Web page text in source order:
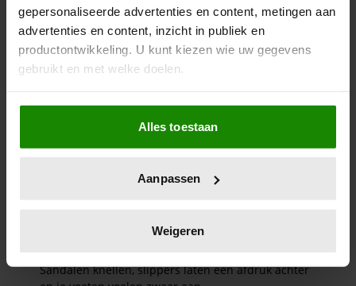
gepersonaliseerde advertenties en content, metingen aan
advertenties en content, inzicht in publiek en
productontwikkeling. U kunt kiezen wie uw gegevens
gebruikt en met welke doelen.
Als u het toestaat, willen we ook graag:
Informatie verzamelen over uw geografische
locatie, die tot een paar meter nauwkeurig kan zijn
scannen op specifieke eigenschappen (fingerprinting)
verwerkt en stel uw voorkeuren in het
intrekken in de Cookieverklaring.
Alles toestaan
Aanpassen
Weigeren